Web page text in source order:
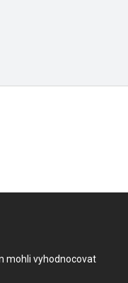
mohli vyhodnocovat